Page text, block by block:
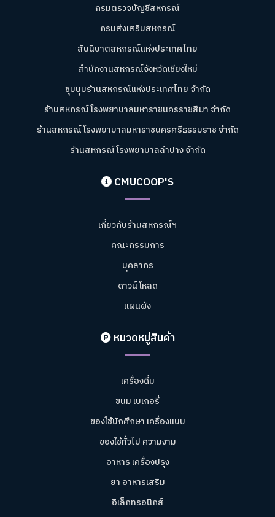
กรมตรวจบัญชีสหกรณ์
กรมส่งเสริมสหกรณ์
สันนิบาตสหกรณ์แห่งประเทศไทย
สำนักงานสหกรณ์จังหวัดเชียงใหม่
ชุมนุมร้านสหกรณ์แห่งประเทศไทย จำกัด
ร้านสหกรณ์โรงพยาบาลมหาราชนครราชสีมา จำกัด
ร้านสหกรณ์โรงพยาบาลมหาราชนครศรีธรรมราช จำกัด
ร้านสหกรณ์โรงพยาบาลลำปาง จำกัด
CMUCOOP'S
เกี่ยวกับร้านสหกรณ์ฯ
คณะกรรมการ
บุคลากร
ดาวน์โหลด
แผนผัง
หมวดหมู่สินค้า
เครื่องดื่ม
ขนม เบเกอรี่
ของใช้นักศึกษา เครื่องแบบ
ของใช้ทั่วไป ความงาม
อาหาร เครื่องปรุง
ยา อาหารเสริม
อิเล็กทรอนิกส์